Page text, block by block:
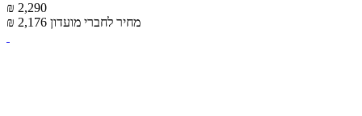
₪ 2,290
₪ 2,176 מחיר לחברי מועדון